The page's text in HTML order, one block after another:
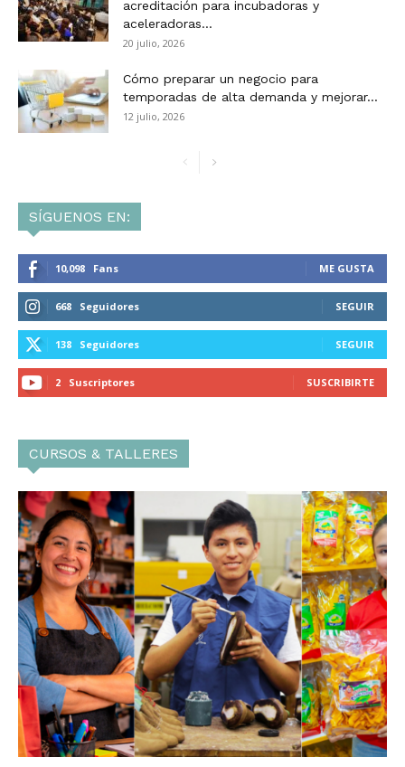
acreditación para incubadoras y
aceleradoras...
20 julio, 2026
Cómo preparar un negocio para
temporadas de alta demanda y mejorar...
12 julio, 2026
SÍGUENOS EN:
10,098 Fans ME GUSTA
668 Seguidores SEGUIR
138 Seguidores SEGUIR
2 Suscriptores SUSCRIBIRTE
CURSOS & TALLERES